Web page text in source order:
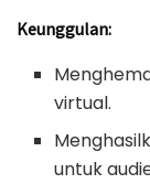
Keunggulan:
virtual.
untuk